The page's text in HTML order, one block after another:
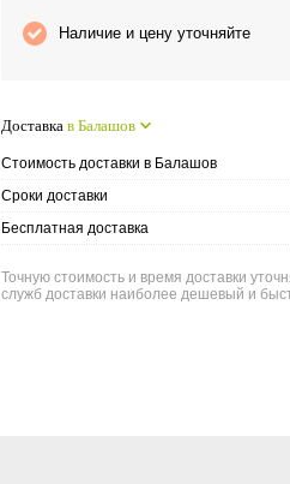
Наличие и цену уточняйте
Доставка в Балашов
Стоимость доставки в Балашов
Сроки доставки
Бесплатная доставка
Точную стоимость и время доставки
служб доставки наиболее дешевый и